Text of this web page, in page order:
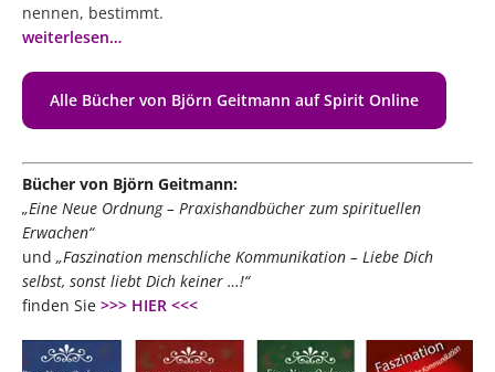
nennen, bestimmt.
weiterlesen…
Alle Bücher von Björn Geitmann auf Spirit Online
Bücher von Björn Geitmann:
„Eine Neue Ordnung– Praxishandbücher zum spirituellen
Erwachen“
und „Faszination menschliche Kommunikation – Liebe Dich
selbst, sonst liebt Dich keiner …!“
finden Sie >>> HIER <<<